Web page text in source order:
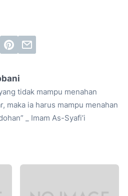
tidak mampu menahan
maka ia harus mampu menahan
_ Imam As-Syafi’i